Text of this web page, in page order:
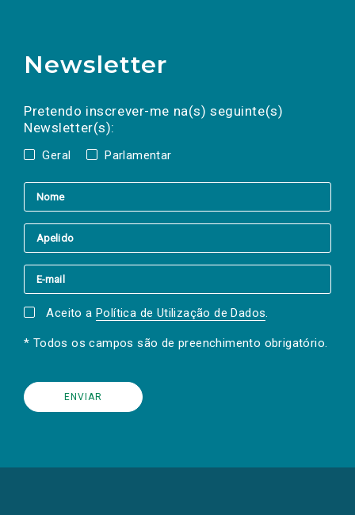
Newsletter
Pretendo inscrever-me na(s) seguinte(s)
Newsletter(s):
Geral Parlamentar
a(s) newsletter(s).
mail
Aceito a Política de Utilização de Dados.
* Todos os campos são de preenchimento obrigatório.